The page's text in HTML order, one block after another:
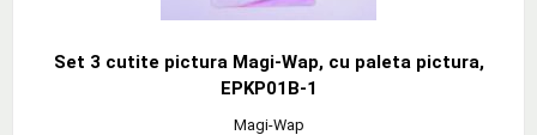
Set 3 cutite pictura Magi-Wap, cu paleta pictura,
EPKP01B-1
Magi-Wap